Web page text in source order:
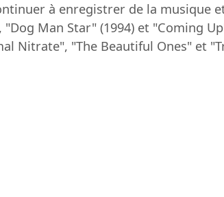
à enregistrer de la musique
Man Star" (1994) et "Coming
Nitrate", "The Beautiful Ones" et